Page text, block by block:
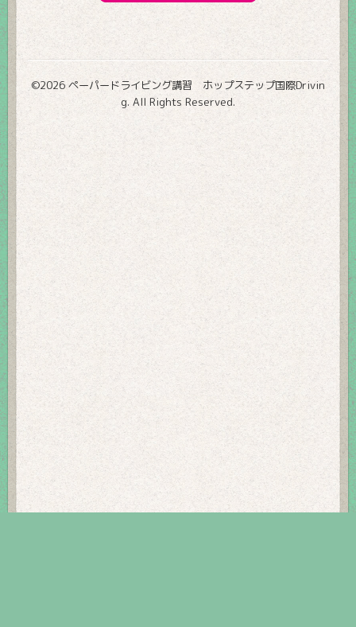
©2026 ペーパードライビング講習 ホップステップ国際Drivin
g. All Rights Reserved.